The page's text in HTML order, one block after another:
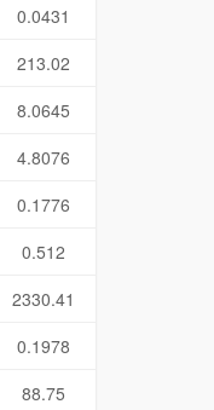
0.0431
213.02
8.0645
4.8076
0.1776
0.512
2330.41
0.1978
88.75